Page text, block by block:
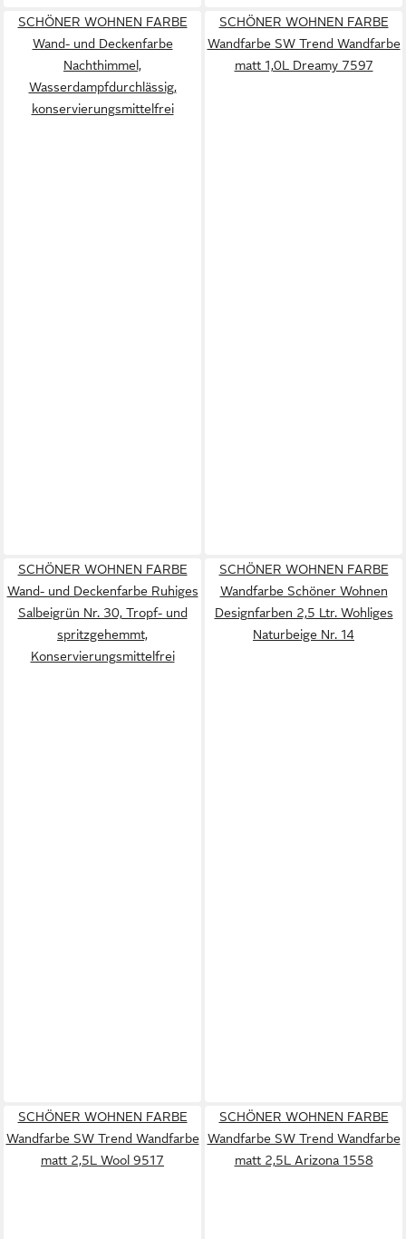
SCHÖNER WOHNEN FARBE
Wand- und Deckenfarbe
Nachthimmel,
Wasserdampfdurchlässig,
konservierungsmittelfrei
SCHÖNER WOHNEN FARBE
Wandfarbe SW Trend Wandfarbe
matt 1,0L Dreamy 7597
SCHÖNER WOHNEN FARBE
Wand- und Deckenfarbe Ruhiges
Salbeigrün Nr. 30, Tropf- und
spritzgehemmt,
Konservierungsmittelfrei
SCHÖNER WOHNEN FARBE
Wandfarbe Schöner Wohnen
Designfarben 2,5 Ltr. Wohliges
Naturbeige Nr. 14
SCHÖNER WOHNEN FARBE
Wandfarbe SW Trend Wandfarbe
matt 2,5L Wool 9517
SCHÖNER WOHNEN FARBE
Wandfarbe SW Trend Wandfarbe
matt 2,5L Arizona 1558